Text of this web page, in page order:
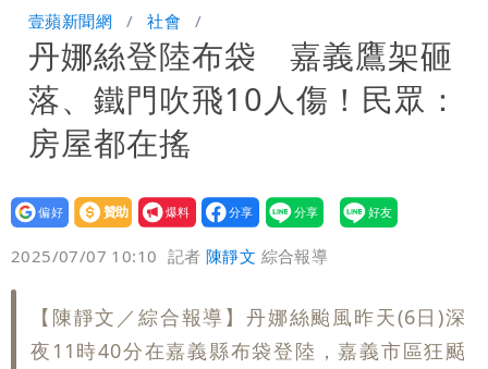
中哪來勇氣要別人道歉
兆基風暴！前董座李建成移送北檢 是否
聲押？交保？複訊後揭曉
慈濟買BNT遭詐10億元 蔡英文：政府
很多謹慎判斷當時未被理解
誇張！中國借颱風稱對台灣海峽交管 我
方：違反國際規範嚴厲譴
壹蘋新聞網 社會
丹娜絲登陸布袋 嘉義鷹架砸
落、鐵門吹飛10人傷！民眾：
房屋都在搖
設為
贊助
我要
爆料
2025/07/07 10:10 記者陳靜文 綜合報導
【陳靜文／綜合報導】丹娜絲颱風昨天(6日)深
夜11時40分在嘉義縣布袋登陸，嘉義市區狂颳